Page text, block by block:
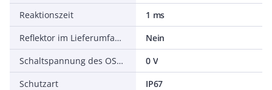
Reaktionszeit
1 ms
Reflektor im Lieferumfang enthalten
Nein
Schaltspannung des OSSD im High-Zustand
0 V
Schutzart
IP67